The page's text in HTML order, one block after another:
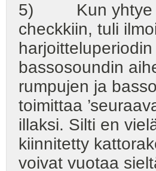
5) Kun yhtye oli
checkkiin, tuli
bassosoundin
rumpujen ja
toimittaa
illaksi. Silti en
kiinnitetty
voivat vuotaa